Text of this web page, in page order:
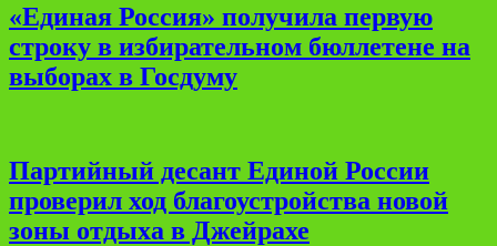
«Единая Россия» получила первую
строку в избирательном бюллетене на
выборах в Госдуму
Партийный десант Единой России
проверил ход благоустройства новой
зоны отдыха в Джейрахе